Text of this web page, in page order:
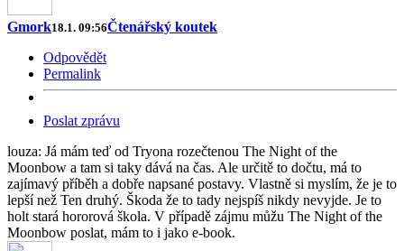
Gmork18.1. 09:56Čtenářský koutek
Odpovědět
Permalink
Poslat zprávu
louza: Já mám teď od Tryona rozečtenou The Night of the
Moonbow a tam si taky dává na čas. Ale určitě to dočtu, má to
zajímavý příběh a dobře napsané postavy. Vlastně si myslím, že je to
lepší než Ten druhý. Škoda že to tady nejspíš nikdy nevyjde. Je to
holt stará hororová škola. V případě zájmu můžu The Night of the
Moonbow poslat, mám to i jako e-book.